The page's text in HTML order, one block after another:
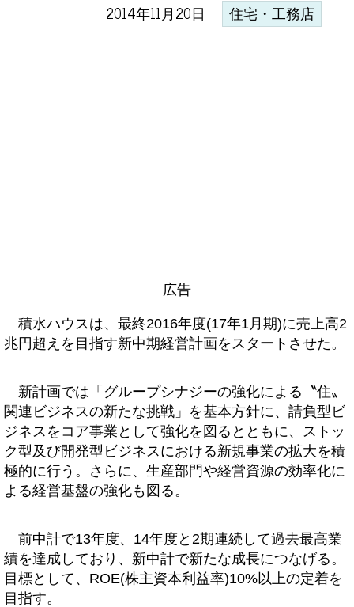
2014年11月20日 住宅・工務店
広告
積水ハウスは、最終2016年度(17年1月期)に売上高2
兆円超えを目指す新中期経営計画をスタートさせた。
新計画では「グループシナジーの強化による〝住〟
関連ビジネスの新たな挑戦」を基本方針に、請負型ビ
ジネスをコア事業として強化を図るとともに、ストッ
ク型及び開発型ビジネスにおける新規事業の拡大を積
極的に行う。さらに、生産部門や経営資源の効率化に
よる経営基盤の強化も図る。
前中計で13年度、14年度と2期連続して過去最高業
績を達成しており、新中計で新たな成長につなげる。
目標として、ROE(株主資本利益率)10%以上の定着を
目指す。